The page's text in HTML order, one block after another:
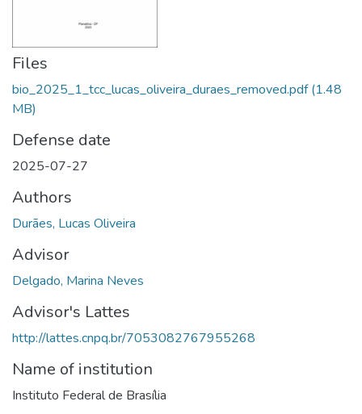
Files
bio_2025_1_tcc_lucas_oliveira_duraes_removed.pdf(1.48
MB)
Defense date
2025-07-27
Authors
Durães, Lucas Oliveira
Advisor
Delgado, Marina Neves
Advisor's Lattes
http://lattes.cnpq.br/7053082767955268
Name of institution
Instituto Federal de Brasília